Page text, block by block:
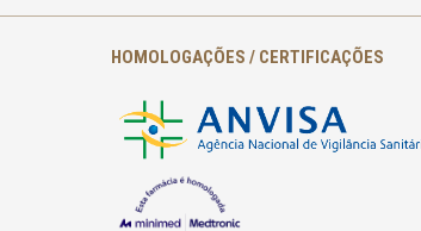
HOMOLOGAÇÕES / CERTIFICAÇÕES